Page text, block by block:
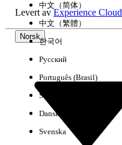
Levert avExperience Cloud
Norsk
中文（简体）
中文（繁體）
한국어
Русский
Português (Brasil)
Suomi
Dansk
Svenska